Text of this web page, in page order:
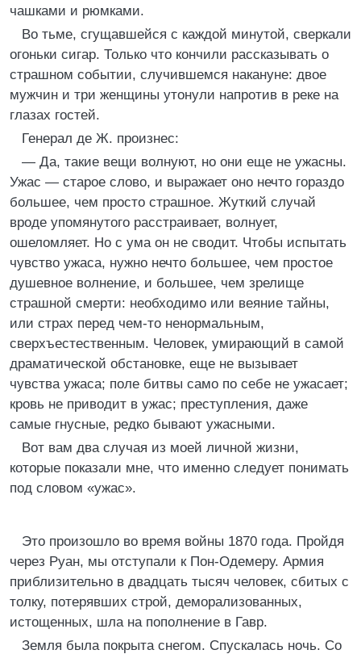
чашками и рюмками.
Во тьме, сгущавшейся с каждой минутой, сверкали
огоньки сигар. Только что кончили рассказывать о
страшном событии, случившемся накануне: двое
мужчин и три женщины утонули напротив в реке на
глазах гостей.
Генерал де Ж. произнес:
— Да, такие вещи волнуют, но они еще не ужасны.
Ужас — старое слово, и выражает оно нечто гораздо
большее, чем просто страшное. Жуткий случай
вроде упомянутого расстраивает, волнует,
ошеломляет. Но с ума он не сводит. Чтобы испытать
чувство ужаса, нужно нечто большее, чем простое
душевное волнение, и большее, чем зрелище
страшной смерти: необходимо или веяние тайны,
или страх перед чем-то ненормальным,
сверхъестественным. Человек, умирающий в самой
драматической обстановке, еще не вызывает
чувства ужаса; поле битвы само по себе не ужасает;
кровь не приводит в ужас; преступления, даже
самые гнусные, редко бывают ужасными.
Вот вам два случая из моей личной жизни,
которые показали мне, что именно следует понимать
под словом «ужас».
Это произошло во время войны 1870 года. Пройдя
через Руан, мы отступали к Пон-Одемеру. Армия
приблизительно в двадцать тысяч человек, сбитых с
толку, потерявших строй, деморализованных,
истощенных, шла на пополнение в Гавр.
Земля была покрыта снегом. Спускалась ночь. Со